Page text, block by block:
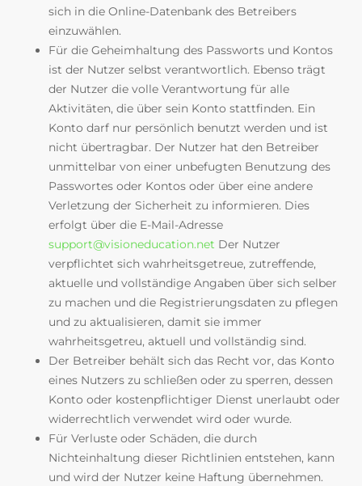
sich in die Online-Datenbank des Betreibers
einzuwählen.
Für die Geheimhaltung des Passworts und Kontos
ist der Nutzer selbst verantwortlich. Ebenso trägt
der Nutzer die volle Verantwortung für alle
Aktivitäten, die über sein Konto stattfinden. Ein
Konto darf nur persönlich benutzt werden und ist
nicht übertragbar. Der Nutzer hat den Betreiber
unmittelbar von einer unbefugten Benutzung des
Passwortes oder Kontos oder über eine andere
Verletzung der Sicherheit zu informieren. Dies
erfolgt über die E-Mail-Adresse
support@visioneducation.net Der Nutzer
verpflichtet sich wahrheitsgetreue, zutreffende,
aktuelle und vollständige Angaben über sich selber
zu machen und die Registrierungsdaten zu pflegen
und zu aktualisieren, damit sie immer
wahrheitsgetreu, aktuell und vollständig sind.
Der Betreiber behält sich das Recht vor, das Konto
eines Nutzers zu schließen oder zu sperren, dessen
Konto oder kostenpflichtiger Dienst unerlaubt oder
widerrechtlich verwendet wird oder wurde.
Für Verluste oder Schäden, die durch
Nichteinhaltung dieser Richtlinien entstehen, kann
und wird der Nutzer keine Haftung übernehmen.